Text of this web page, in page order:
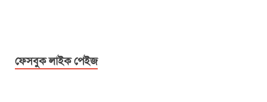
ফেসবুক লাইক পেইজ